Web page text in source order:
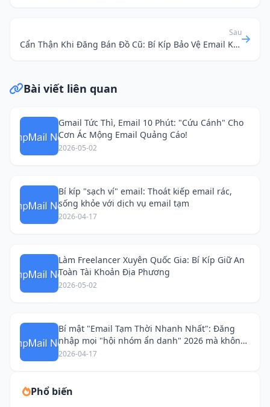
Sau
Cẩn Thận Khi Đăng Bán Đồ Cũ: Bí Kíp Bảo Vệ Email Khỏi "Rác" Từ Chợ Online
Bài viết liên quan
Gmail Tức Thì, Email 10 Phút: "Cứu Cánh" Cho
Cơn Ác Mộng Email Quảng Cáo!
2026-05-02
Bí kíp "sạch ví" email: Thoát kiếp email rác,
sống khỏe với dịch vụ email tạm
2026-04-17
Làm Freelancer Xuyên Quốc Gia: Bí Kíp Giữ An
Toàn Tài Khoản Địa Phương
2026-05-02
Bí mật "Email Tạm Thời Nhanh Nhất": Đăng
nhập mọi "hội nhóm ẩn danh" 2026 mà không
lộ diện!
2026-04-17
Phổ biến